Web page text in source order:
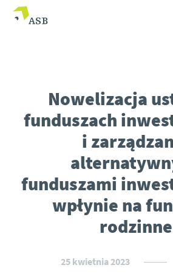
Nowelizacja
funduszach
i
funduszami
wpłynie na
rodzinne
25 kwietnia 2023